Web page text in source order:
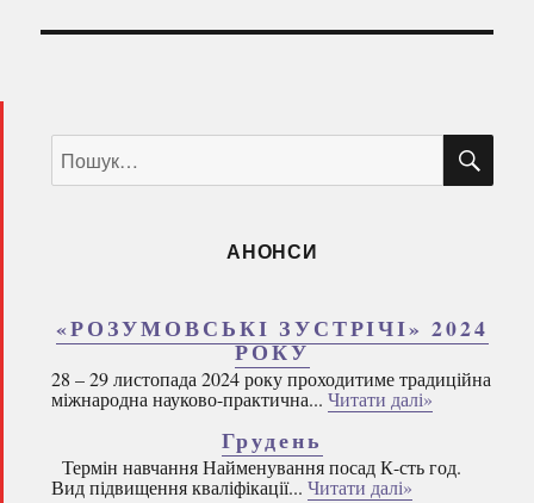
за
запитом:
АНОНСИ
«РОЗУМОВСЬКІ ЗУСТРІЧІ» 2024
РОКУ
28 – 29 листопада 2024 року проходитиме традиційна
міжнародна науково-практична... Читати далі»
Грудень
Термін навчання Найменування посад К-сть год.
Вид підвищення кваліфікації... Читати далі»